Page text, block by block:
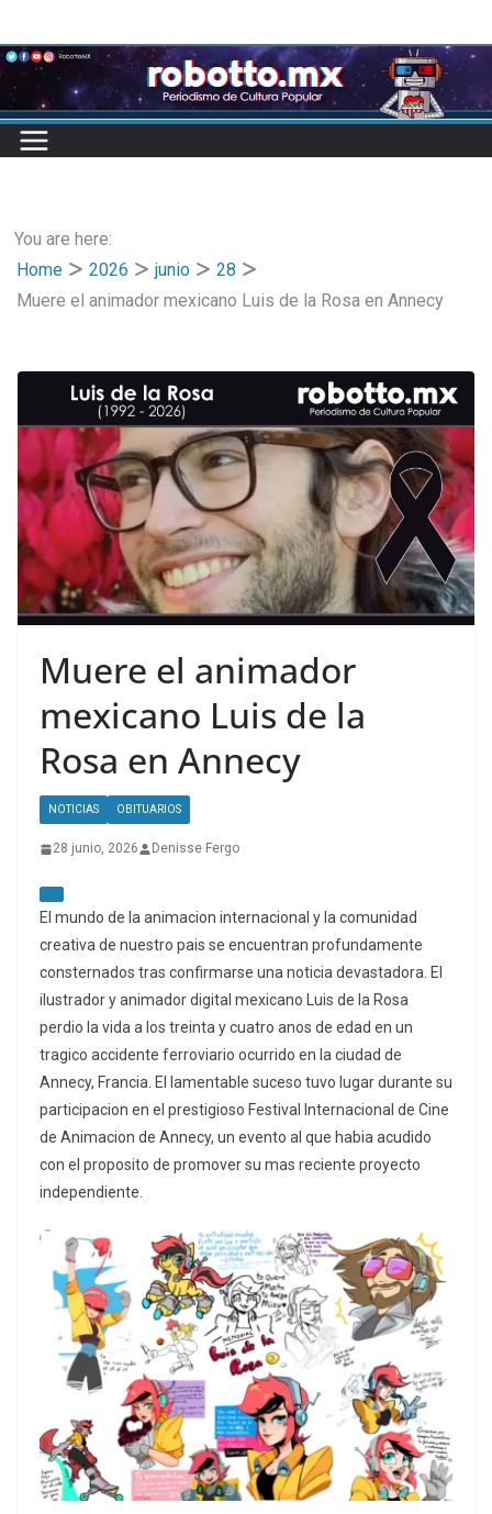
to
content
You are here:
Home
2026 junio
28
Muere el animador mexicano Luis de la Rosa en Annecy
Muere el animador
mexicano Luis de la
Rosa en Annecy
NOTICIAS OBITUARIOS
28 junio, 2026 Denisse Fergo
El mundo de la animacion internacional y la comunidad
creativa de nuestro pais se encuentran profundamente
consternados tras confirmarse una noticia devastadora. El
ilustrador y animador digital mexicano Luis de la Rosa
perdio la vida a los treinta y cuatro anos de edad en un
tragico accidente ferroviario ocurrido en la ciudad de
Annecy, Francia. El lamentable suceso tuvo lugar durante su
participacion en el prestigioso Festival Internacional de Cine
de Animacion de Annecy, un evento al que habia acudido
con el proposito de promover su mas reciente proyecto
independiente.